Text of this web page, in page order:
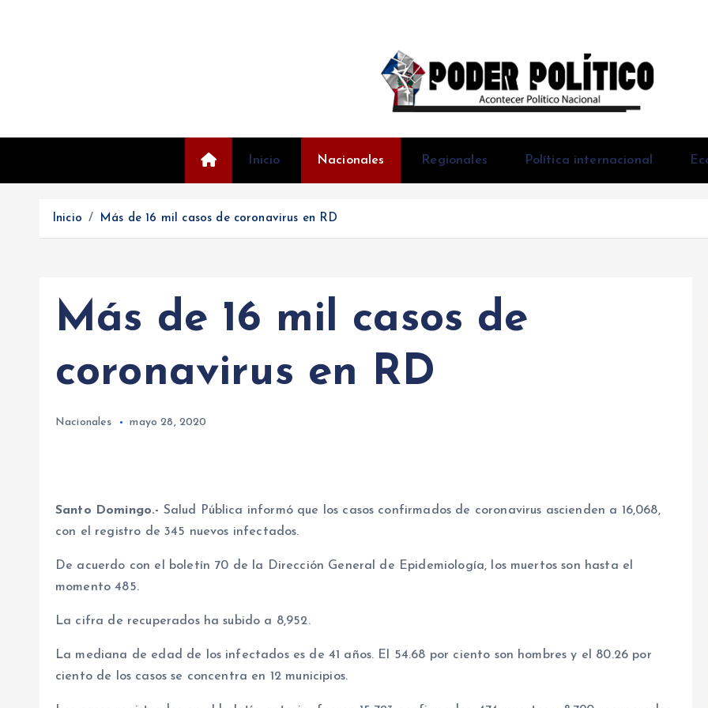
a
Inicio Nacionales Regionales Política internacional
Inicio Más de 16 mil casos de coronavirus en RD
Más de 16 mil casos de
coronavirus en RD
Nacionales mayo 28, 2020
Santo Domingo.- Salud Pública informó que los casos confirmados de coronavirus ascienden a 16,068,
con el registro de 345 nuevos infectados.
De acuerdo con el boletín 70 de la Dirección General de Epidemiología, los muertos son hasta el
momento 485.
La cifra de recuperados ha subido a 8,952.
La mediana de edad de los infectados es de 41 años. El 54.68 por ciento son hombres y el 80.26 por
ciento de los casos se concentra en 12 municipios.